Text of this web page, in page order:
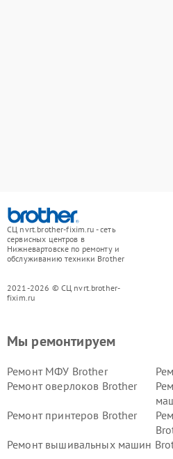
СЦ nvrt.brother-fixim.ru - сеть
сервисных центров в
Нижневартовске по ремонту и
обслуживанию техники Brother
2021-2026 © СЦ nvrt.brother-
fixim.ru
Мы ремонтируем
Ремонт МФУ Brother
Ремонт оверлоков Brother
Ремонт принтеров Brother
Ремонт вышивальных машин